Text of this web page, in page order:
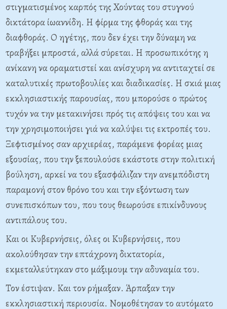
στιγματισμένος καρπός της Χούντας του στυγνού
δικτάτορα ίωαννίδη. Η φίρμα της φθοράς και της
διαφθοράς. Ο ηγέτης, που δεν έχει την δύναμη να
τραβήξει μπροστά, αλλά σύρεται. Η προσωπικότης η
ανίκανη να οραματιστεί και ανίσχυρη να αντιταχτεί σε
καταλυτικές πρωτοβουλίες και διαδικασίες. Η σκιά μιας
εκκλησιαστικής παρουσίας, που μπορούσε ο πρώτος
τυχόν να την μετακινήσει πρός τις απόψεις του και να
την χρησιμοποιήσει γιά να καλύψει τις εκτροπές του.
Ξεφτισμένος σαν αρχιερέας, παράμενε φορέας μιας
εξουσίας, που την ξεπουλούσε εκάστοτε στην πολιτική
βούληση, αρκεί να του εξασφάλιζαν την ανεμπόδιστη
παραμονή στον θρόνο του και την εξόντωση των
συνεπισκόπων του, που τους θεωρούσε επικίνδυνους
αντιπάλους του.
Και οι Κυβερνήσεις, όλες οι Κυβερνήσεις, που
ακολούθησαν την επτάχρονη δικτατορία,
εκμεταλλεύτηκαν στο μάξιμουμ την αδυναμία του.
Τον έστιψαν. Και τον ρήμαξαν. Άρπαξαν την
εκκλησιαστική περιουσία. Νομοθέτησαν το αυτόματο